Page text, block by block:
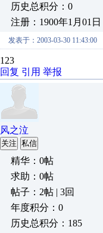
历史总积分：0
注册：1900年1月01日
发表于：2003-03-30 11:43:00
123
回复 引用 举报
风之泣
关注 私信
精华：0帖
求助：0帖
帖子：2帖 | 3回
年度积分：0
历史总积分：185